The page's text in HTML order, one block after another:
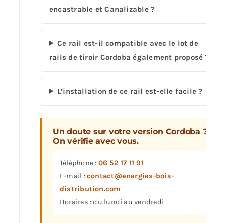
encastrable et Canalizable ?
Ce rail est-il compatible avec le lot de
rails de tiroir Cordoba également proposé ?
L’installation de ce rail est-elle facile ?
Un doute sur votre version Cordoba ?
On vérifie avec vous.
Téléphone : 06 52 17 11 91
E-mail :contact@energies-bois-
distribution.com
Horaires : du lundi au vendredi